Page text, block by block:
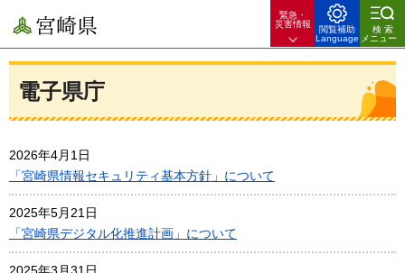
宮崎県
緊急・
災害情報
閲覧補助
Language
検索
メニュー
電子県庁
2026年4月1日
「宮崎県情報セキュリティ基本方針」について
2025年5月21日
「宮崎県デジタル化推進計画」について